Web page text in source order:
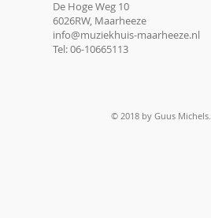
De Hoge Weg 10
6026RW, Maarheeze
info@muziekhuis-maarheeze.nl
Tel: 06-10665113
© 2018 by Guus Michels.